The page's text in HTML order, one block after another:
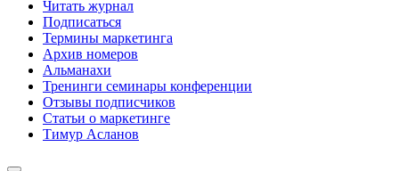
Читать журнал
Подписаться
Термины маркетинга
Архив номеров
Альманахи
Тренинги семинары конференции
Отзывы подписчиков
Статьи о маркетинге
Тимур Асланов